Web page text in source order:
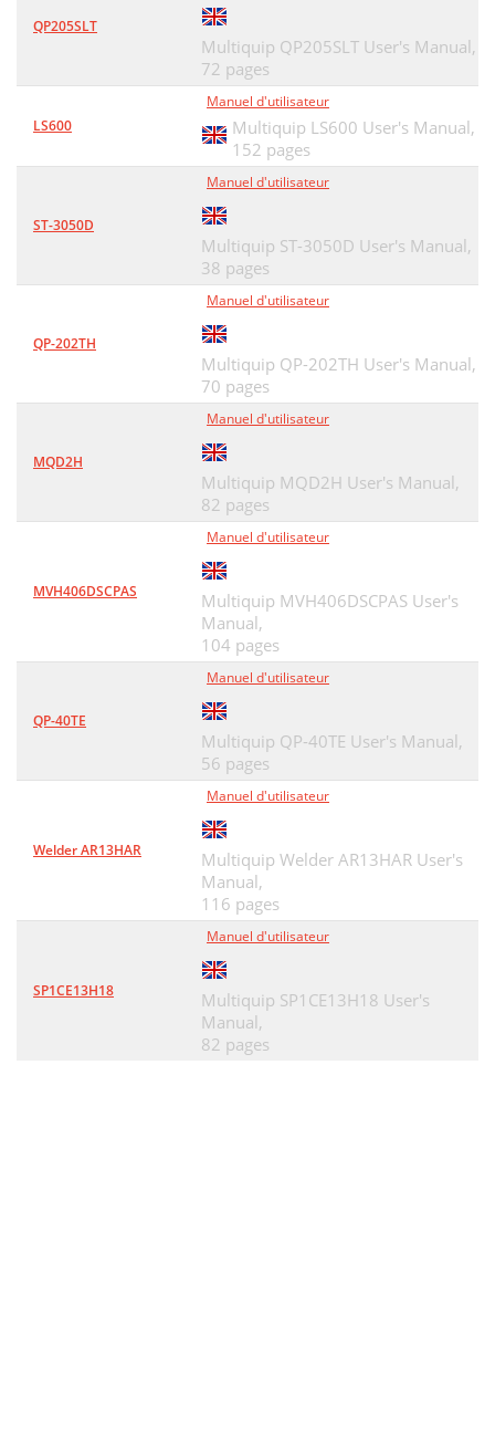
QP205SLT
Multiquip QP205SLT User's Manual,
72 pages
LS600
Manuel d'utilisateur
Multiquip LS600 User's Manual,
152 pages
ST-3050D
Manuel d'utilisateur
Multiquip ST-3050D User's Manual,
38 pages
QP-202TH
Manuel d'utilisateur
Multiquip QP-202TH User's Manual,
70 pages
MQD2H
Manuel d'utilisateur
Multiquip MQD2H User's Manual,
82 pages
MVH406DSCPAS
Manuel d'utilisateur
Multiquip MVH406DSCPAS User's
Manual,
104 pages
QP-40TE
Manuel d'utilisateur
Multiquip QP-40TE User's Manual,
56 pages
Welder AR13HAR
Manuel d'utilisateur
Multiquip Welder AR13HAR User's
Manual,
116 pages
SP1CE13H18
Manuel d'utilisateur
Multiquip SP1CE13H18 User's
Manual,
82 pages